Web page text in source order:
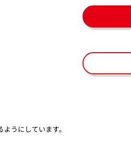
うにしています。